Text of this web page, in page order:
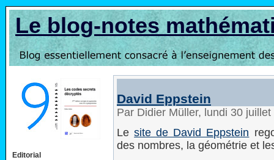
Le blog-notes
Editorial
David Eppstein
Par Didier Müller, lundi 30
Lesite de David Eppstein
des nombres, la géométrie et